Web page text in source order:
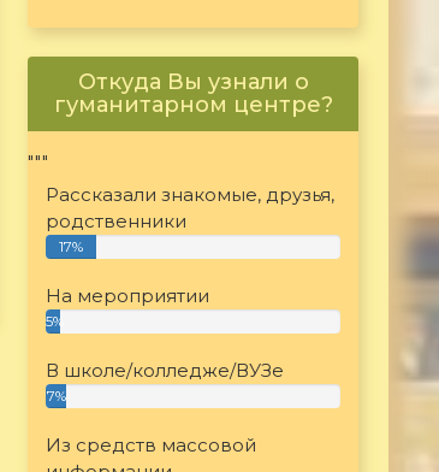
Откуда Вы узнали о
гуманитарном центре?
"""
Рассказали знакомые, друзья,
родственники
17%
На мероприятии
5%
В школе/колледже/ВУЗе
7%
Из средств массовой